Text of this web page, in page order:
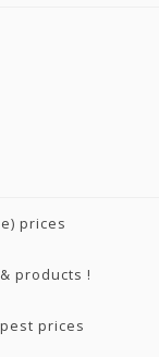
prices
products !
prices